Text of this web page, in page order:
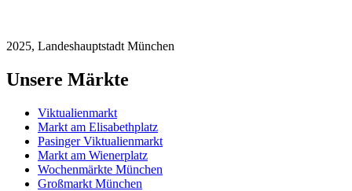
2025, Landeshauptstadt München
Unsere Märkte
Viktualienmarkt
Markt am Elisabethplatz
Pasinger Viktualienmarkt
Markt am Wienerplatz
Wochenmärkte München
Großmarkt München